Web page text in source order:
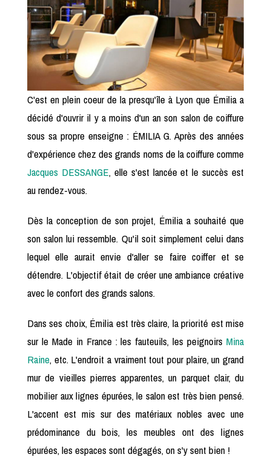
C'est en plein coeur de la presqu'île à Lyon que Émilia a
décidé d'ouvrir il y a moins d'un an son salon de coiffure
sous sa propre enseigne : ÉMILIA G. Après des années
d'expérience chez des grands noms de la coiffure comme
Jacques DESSANGE, elle s'est lancée et le succès est
au rendez-vous.
Dès la conception de son projet, Émilia a souhaité que
son salon lui ressemble. Qu'il soit simplement celui dans
lequel elle aurait envie d'aller se faire coiffer et se
détendre. L'objectif était de créer une ambiance créative
avec le confort des grands salons.
Dans ses choix, Émilia est très claire, la priorité est mise
sur le Made in France : les fauteuils, les peignoirs Mina
Raine, etc. L'endroit a vraiment tout pour plaire, un grand
mur de vieilles pierres apparentes, un parquet clair, du
mobilier aux lignes épurées, le salon est très bien pensé.
L'accent est mis sur des matériaux nobles avec une
prédominance du bois, les meubles ont des lignes
épurées, les espaces sont dégagés, on s'y sent bien !